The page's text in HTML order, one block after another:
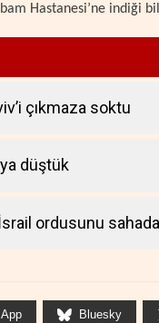
Hastanesi’ne indiği
çıkmaza soktu
düştük
ordusunu
Bluesky